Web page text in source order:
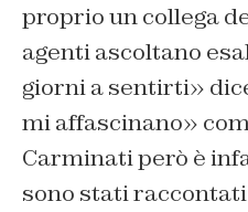
proprio un collega
agenti ascoltano
giorni a sentirti»
mi affascinano»
Carminati però è
sono stati